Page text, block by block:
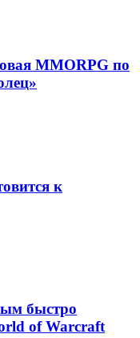
MMORPG по
к
быстро
of Warcraft